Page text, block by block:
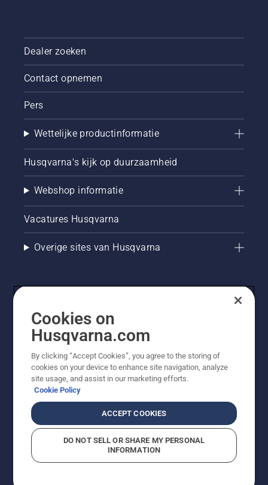
Dealer zoeken
Contact opnemen
Pers
Wettelijke productinformatie
Husqvarna's kijk op duurzaamheid
Webshop informatie
Vacatures Husqvarna
Overige sites van Husqvarna
© Husqvarna AB (publ). Alle rechten voorbehouden. De
getoonde prijzen zijn consumentenadviesprijzen. Alle
tenzij het product beschikbaar is voor directe aankoop.
Cookiebeleid
Imprint
Meld vermoedelijke schendingen
Cookies on
Husqvarna.com
By clicking “Accept Cookies”, you agree to the storing of
cookies on your device to enhance site navigation, analyze
site usage, and assist in our marketing efforts.
Cookie Policy
ACCEPT COOKIES
DO NOT SELL OR SHARE MY PERSONAL
INFORMATION